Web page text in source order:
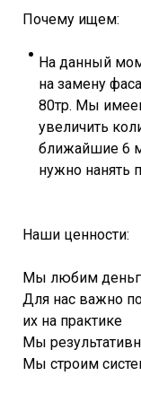
Почему ищем:
На данный
на замену
80тр. Мы
увеличить
ближайшие 6
нужно нанять
Наши ценности:
Мы любим
Для нас важно
их на практике
Мы
Мы строим